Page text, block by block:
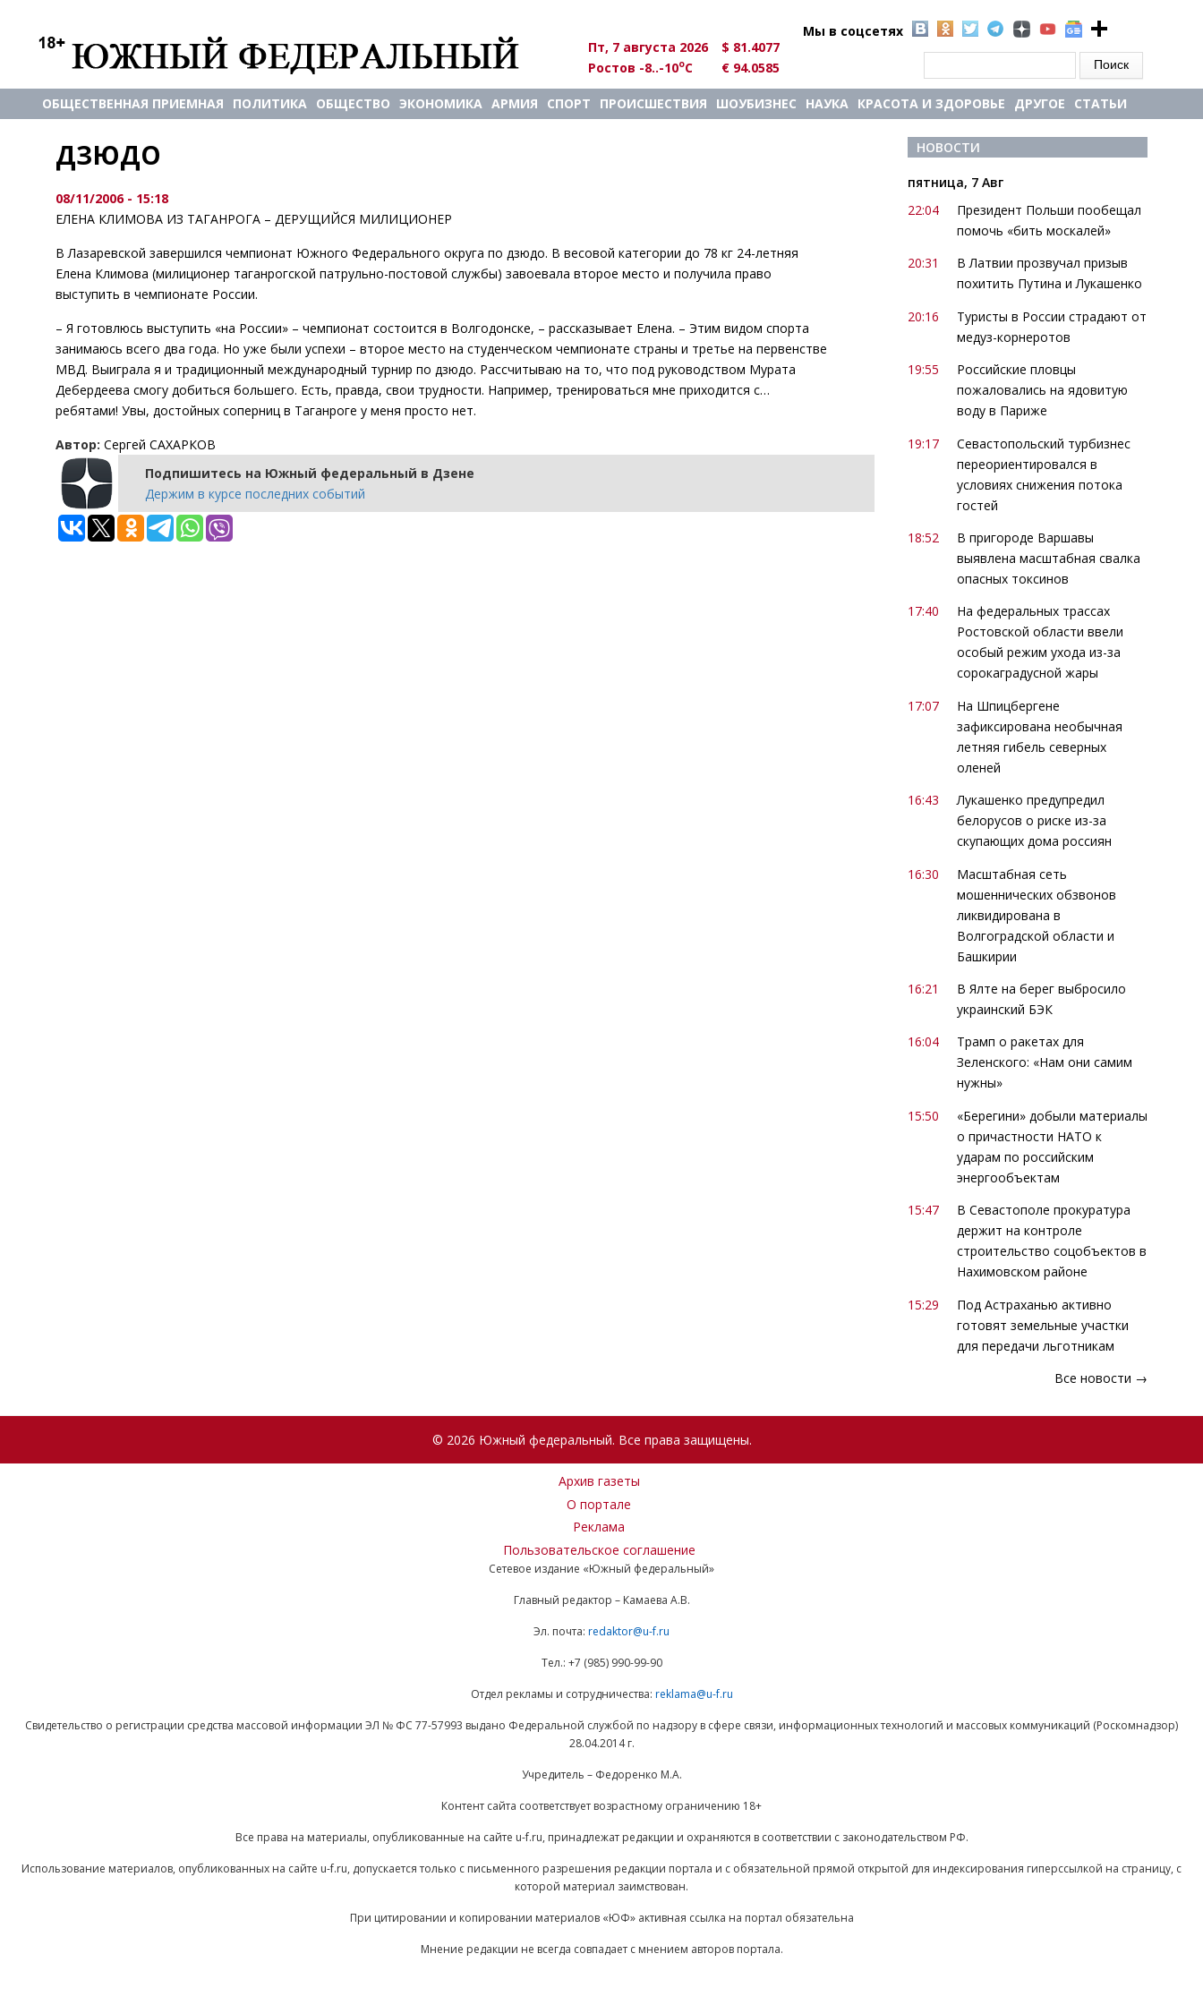
Мы в соцсетях
Пт, 7 августа 2026
$ 81.4077
Ростов -8..-10oC € 94.0585
ОБЩЕСТВЕННАЯ ПРИЕМНАЯ ПОЛИТИКА ОБЩЕСТВО ЭКОНОМИКА АРМИЯ СПОРТ ПРОИСШЕСТВИЯ ШОУБИЗНЕС НАУКА КРАСОТА И ЗДОРОВЬЕ ДРУГОЕ СТАТЬИ
ДЗЮДО
08/11/2006 - 15:18
ЕЛЕНА КЛИМОВА ИЗ ТАГАНРОГА – ДЕРУЩИЙСЯ МИЛИЦИОНЕР
В Лазаревской завершился чемпионат Южного Федерального округа по дзюдо. В весовой категории до 78 кг 24-летняя
Елена Климова (милиционер таганрогской патрульно-постовой службы) завоевала второе место и получила право
выступить в чемпионате России.
– Я готовлюсь выступить «на России» – чемпионат состоится в Волгодонске, – рассказывает Елена. – Этим видом спорта
занимаюсь всего два года. Но уже были успехи – второе место на студенческом чемпионате страны и третье на первенстве
МВД. Выиграла я и традиционный международный турнир по дзюдо. Рассчитываю на то, что под руководством Мурата
Дебердеева смогу добиться большего. Есть, правда, свои трудности. Например, тренироваться мне приходится с…
ребятами! Увы, достойных соперниц в Таганроге у меня просто нет.
Автор: Сергей САХАРКОВ
Подпишитесь на Южный федеральный в Дзене
Держим в курсе последних событий
НОВОСТИ
пятница, 7 Авг
22:04
Президент Польши пообещал
помочь «бить москалей»
20:31
В Латвии прозвучал призыв
похитить Путина и Лукашенко
20:16
Туристы в России страдают от
медуз-корнеротов
19:55
Российские пловцы
пожаловались на ядовитую
воду в Париже
19:17
Севастопольский турбизнес
переориентировался в
условиях снижения потока
гостей
18:52
В пригороде Варшавы
выявлена масштабная свалка
опасных токсинов
17:40
На федеральных трассах
Ростовской области ввели
особый режим ухода из-за
сорокаградусной жары
17:07
На Шпицбергене
зафиксирована необычная
летняя гибель северных
оленей
16:43
Лукашенко предупредил
белорусов о риске из-за
скупающих дома россиян
16:30
Масштабная сеть
мошеннических обзвонов
ликвидирована в
Волгоградской области и
Башкирии
16:21
В Ялте на берег выбросило
украинский БЭК
16:04
Трамп о ракетах для
Зеленского: «Нам они самим
нужны»
15:50
«Берегини» добыли материалы
о причастности НАТО к
ударам по российским
энергообъектам
15:47
В Севастополе прокуратура
держит на контроле
строительство соцобъектов в
Нахимовском районе
15:29
Под Астраханью активно
готовят земельные участки
для передачи льготникам
Все новости →
© 2026 Южный федеральный. Все права защищены.
Архив газеты
О портале
Реклама
Пользовательское соглашение
Сетевое издание «Южный федеральный»
Главный редактор – Камаева А.В.
Эл. почта: redaktor@u-f.ru
Тел.: +7 (985) 990-99-90
Отдел рекламы и сотрудничества: reklama@u-f.ru
Свидетельство о регистрации средства массовой информации ЭЛ № ФС 77-57993 выдано Федеральной службой по надзору в сфере связи, информационных технологий и массовых коммуникаций (Роскомнадзор)
28.04.2014 г.
Учредитель – Федоренко М.А.
Контент сайта соответствует возрастному ограничению 18+
Все права на материалы, опубликованные на сайте u-f.ru, принадлежат редакции и охраняются в соответствии с законодательством РФ.
Использование материалов, опубликованных на сайте u-f.ru, допускается только с письменного разрешения редакции портала и с обязательной прямой открытой для индексирования гиперссылкой на страницу, с
которой материал заимствован.
При цитировании и копировании материалов «ЮФ» активная ссылка на портал обязательна
Мнение редакции не всегда совпадает с мнением авторов портала.